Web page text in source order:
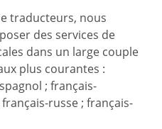
traducteurs, nous
des services de
dans un large couple
plus courantes :
; français-
russe ; français-